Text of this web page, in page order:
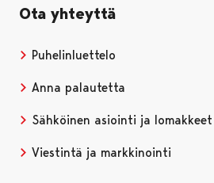
Ota yhteyttä
Puhelinluettelo
Anna palautetta
Sähköinen asiointi ja lomakkeet
Viestintä ja markkinointi